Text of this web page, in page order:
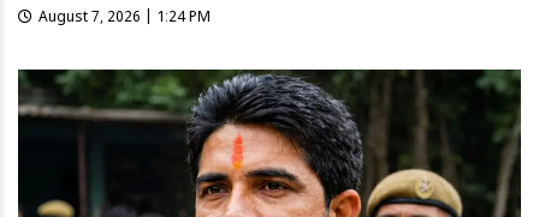
August 7, 2026 | 1:24 PM